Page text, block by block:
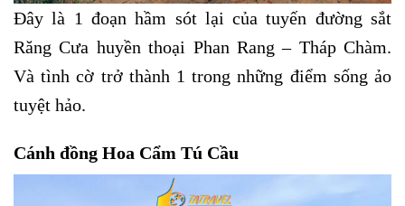
Đây là 1 đoạn hầm sót lại của tuyến đường sắt
Răng Cưa huyền thoại Phan Rang – Tháp Chàm.
Và tình cờ trở thành 1 trong những điểm sống ảo
tuyệt hảo.
Cánh đồng Hoa Cẩm Tú Cầu